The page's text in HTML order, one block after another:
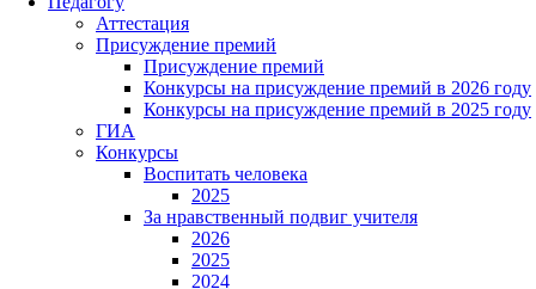
Аттестация
Присуждение премий
Присуждение премий
Конкурсы на присуждение премий в 2026 году
Конкурсы на присуждение премий в 2025 году
ГИА
Конкурсы
Воспитать человека
2025
За нравственный подвиг учителя
2026
2025
2024